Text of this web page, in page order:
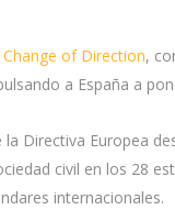
Change of Direction,
a España a
Directiva Europea
civil en los 28
internacionales.